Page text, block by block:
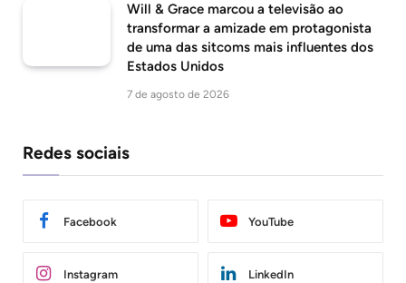
Will & Grace marcou a televisão ao
transformar a amizade em protagonista
de uma das sitcoms mais influentes dos
Estados Unidos
7 de agosto de 2026
Redes sociais
Facebook YouTube
Instagram LinkedIn